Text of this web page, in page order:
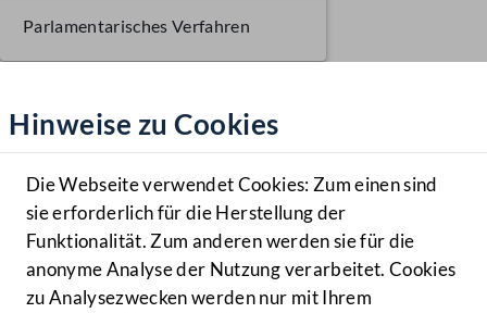
Hilfe
Benutzer
Navigationsmenü öffnen
MENÜ
Hinweise zu Cookies
Die Webseite verwendet Cookies: Zum einen sind
sie erforderlich für die Herstellung der
Funktionalität. Zum anderen werden sie für die
anonyme Analyse der Nutzung verarbeitet. Cookies
zu Analysezwecken werden nur mit Ihrem
Parlamentarisches Verfahren